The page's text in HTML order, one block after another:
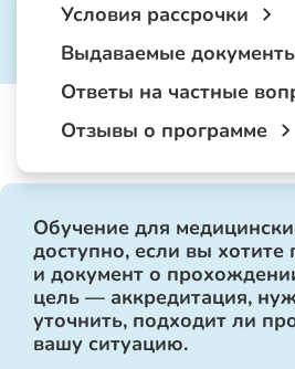
Условия рассрочки
Выдаваемые
Ответы на частные
Отзывы о программе
Обучение для
доступно, если вы хотите
и документ о
цель — аккредитация,
уточнить, подходит ли
вашу ситуацию.